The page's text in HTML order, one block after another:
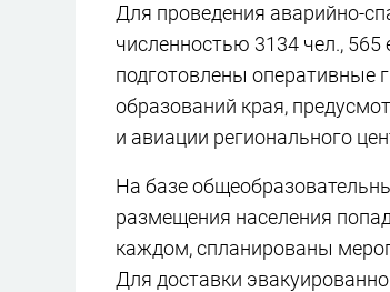
Для проведения аварийно-
численностью 3134 чел., 565
подготовлены оперативные
образований края,
и авиации регионального
На базе
размещения населения
каждом, спланированы
Для доставки